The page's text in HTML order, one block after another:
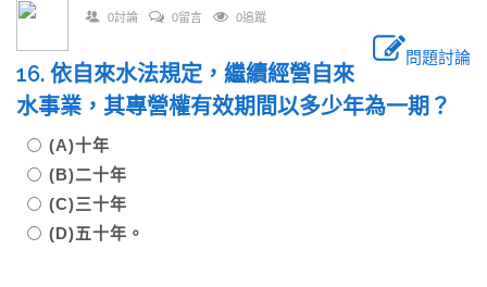
0討論 0留言 0追蹤
問題討論
16. 依自來水法規定，繼續經營自來
水事業，其專營權有效期間以多少年為一期？
(A)十年
(B)二十年
(C)三十年
(D)五十年。